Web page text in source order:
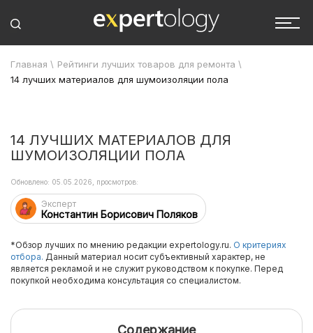
Главная \ Рейтинги лучших товаров для ремонта \
14 лучших материалов для шумоизоляции пола
14 ЛУЧШИХ МАТЕРИАЛОВ ДЛЯ
ШУМОИЗОЛЯЦИИ ПОЛА
Эксперт
Константин Борисович Поляков
Обновлено: 05.05.2026, просмотров:
*Обзор лучших по мнению редакции expertology.ru. О критериях
отбора. Данный материал носит субъективный характер, не
является рекламой и не служит руководством к покупке. Перед
покупкой необходима консультация со специалистом.
Содержание